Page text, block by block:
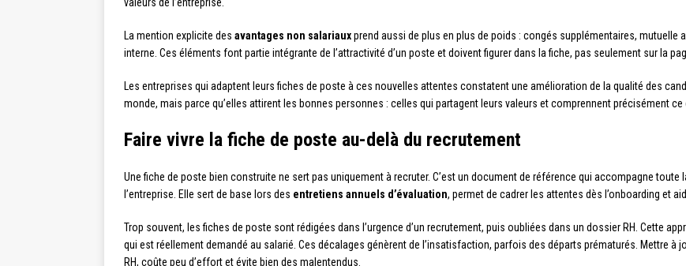
La mention explicite des avantages non salariauxprend aussi de plus en plus de poids : congés supplémentaires,
interne. Ces éléments font partie intégrante de l’attractivité d’un poste et doivent figurer dans la fiche, pas seulement sur la
Les entreprises qui adaptent leurs fiches de poste à ces nouvelles attentes constatent une amélioration de la qualité des
monde, mais parce qu’elles attirent les bonnes personnes : celles qui partagent leurs valeurs et comprennent précisément ce
Faire vivre la fiche de poste au-delà du recrutement
Une fiche de poste bien construite ne sert pas uniquement à recruter. C’est un document de référence qui accompagne
l’entreprise. Elle sert de base lors des entretiens annuels d’évaluation, permet de cadrer les attentes dès l’onboarding et
Trop souvent, les fiches de poste sont rédigées dans l’urgence d’un recrutement, puis oubliées dans un dossier RH. Cette
qui est réellement demandé au salarié. Ces décalages génèrent de l’insatisfaction, parfois des départs prématurés. Mettre à
RH, coûte peu d’effort et évite bien des malentendus.